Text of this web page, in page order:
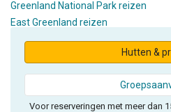
Greenland National Park reizen
East Greenland reizen
Hutten &
Voor reserveringen met meer dan